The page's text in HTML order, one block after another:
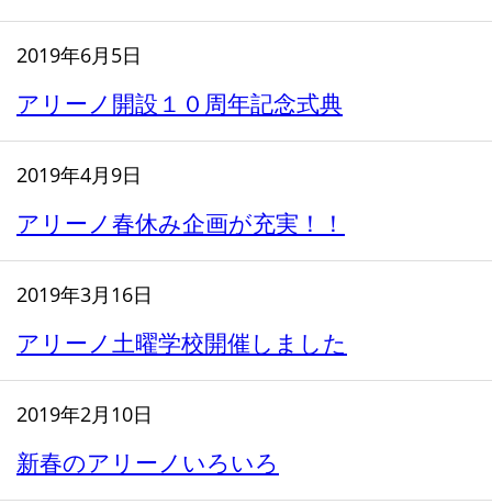
2019年6月5日
アリーノ開設１０周年記念式典
2019年4月9日
アリーノ春休み企画が充実！！
2019年3月16日
アリーノ土曜学校開催しました
2019年2月10日
新春のアリーノいろいろ